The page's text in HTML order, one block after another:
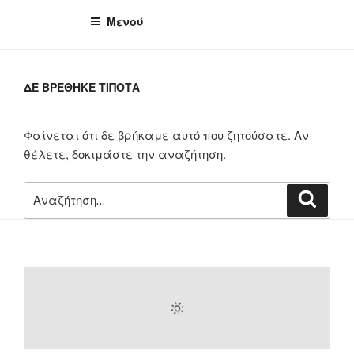
Μενού
ΔΕ ΒΡΕΘΗΚΕ ΤΙΠΟΤΑ
Φαίνεται ότι δε βρήκαμε αυτό που ζητούσατε. Αν
θέλετε, δοκιμάστε την αναζήτηση.
για: